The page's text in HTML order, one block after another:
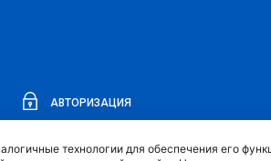
АВТОРИЗАЦИЯ
технологии для обеспечения его